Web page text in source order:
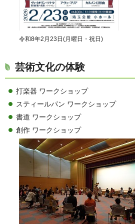
令和8年2月23日(月曜日・祝日)
芸術文化の体験
打楽器 ワークショップ
スティールパン ワークショップ
書道 ワークショップ
創作 ワークショップ